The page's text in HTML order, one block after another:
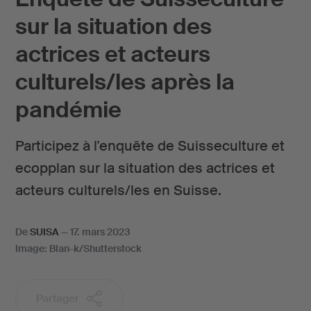
sur la situation des
actrices et acteurs
culturels/les après la
pandémie
Participez à l'enquête de Suisseculture et
ecopplan sur la situation des actrices et
acteurs culturels/les en Suisse.
DeSUISA—17. mars 2023
Image: Blan-k/Shutterstock